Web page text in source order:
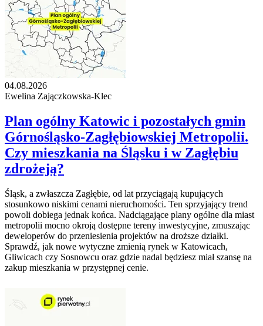
04.08.2026
Ewelina Zajączkowska-Klec
Plan ogólny Katowic i pozostałych gmin
Górnośląsko-Zagłębiowskiej Metropolii.
Czy mieszkania na Śląsku i w Zagłębiu
zdrożeją?
Śląsk, a zwłaszcza Zagłębie, od lat przyciągają kupujących
stosunkowo niskimi cenami nieruchomości. Ten sprzyjający trend
powoli dobiega jednak końca. Nadciągające plany ogólne dla miast
metropolii mocno okroją dostępne tereny inwestycyjne, zmuszając
deweloperów do przeniesienia projektów na droższe działki.
Sprawdź, jak nowe wytyczne zmienią rynek w Katowicach,
Gliwicach czy Sosnowcu oraz gdzie nadal będziesz miał szansę na
zakup mieszkania w przystępnej cenie.